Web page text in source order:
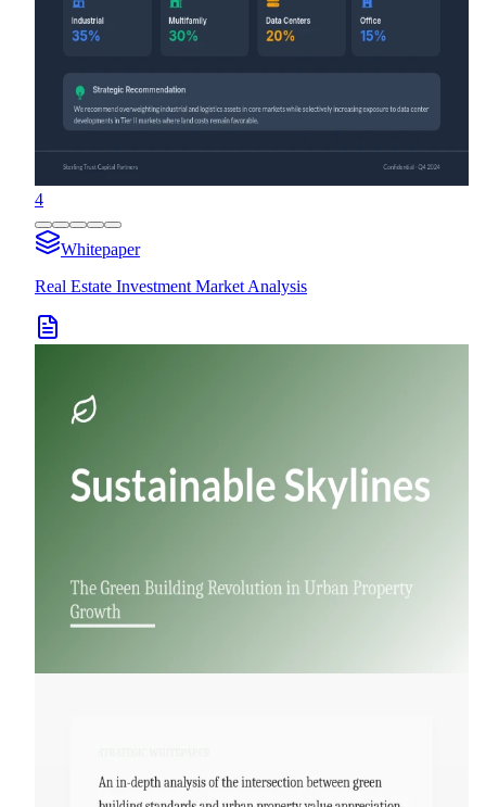
4
Whitepaper
Real Estate Investment Market Analysis